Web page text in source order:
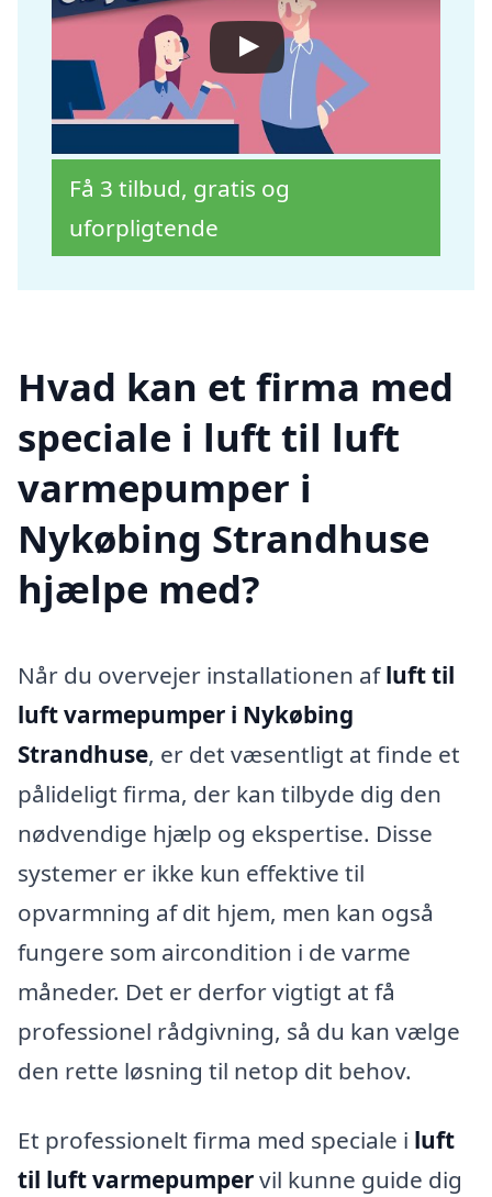
Få 3 tilbud, gratis og
uforpligtende
Hvad kan et firma med
speciale i luft til luft
varmepumper i
Nykøbing Strandhuse
hjælpe med?
Når du overvejer installationen afluft til
luft varmepumper i Nykøbing
Strandhuse, er det væsentligt at finde et
pålideligt firma, der kan tilbyde dig den
nødvendige hjælp og ekspertise. Disse
systemer er ikke kun effektive til
opvarmning af dit hjem, men kan også
fungere som aircondition i de varme
måneder. Det er derfor vigtigt at få
professionel rådgivning, så du kan vælge
den rette løsning til netop dit behov.
Et professionelt firma med speciale i luft
til luft varmepumpervil kunne guide dig